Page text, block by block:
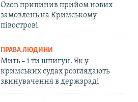
Ozon припинив прийом нових
замовлень на Кримському
півострові
ПРАВА ЛЮДИНИ
Мить – і ти шпигун. Як у
кримських судах розглядають
звинувачення в держзраді